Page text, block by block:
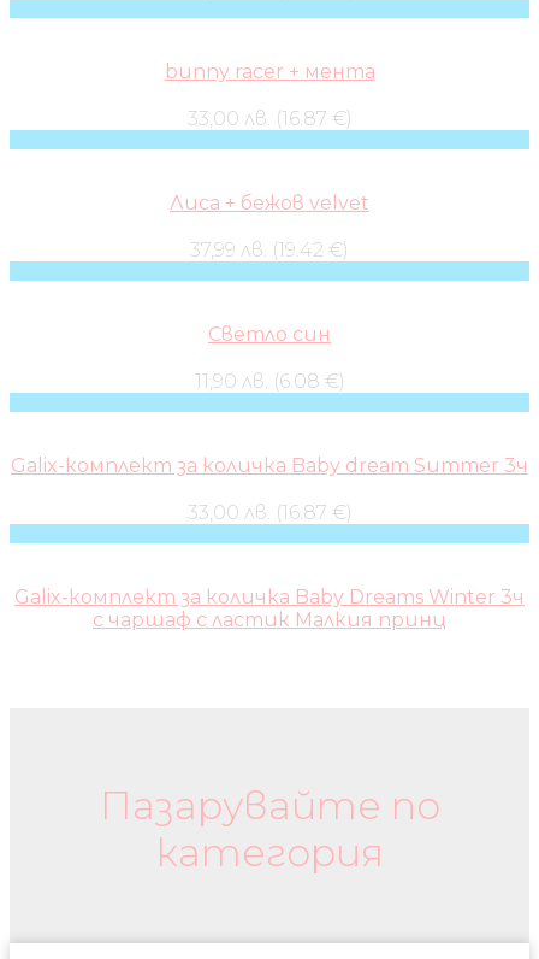
bunny racer + мента
33,00 лв. (16.87 €)
Лиса + бежов velvet
37,99 лв. (19.42 €)
Светло син
11,90 лв. (6.08 €)
Galix-комплект за количка Baby dream Summer 3ч
33,00 лв. (16.87 €)
Galix-комплект за количка Baby Dreams Winter 3ч
с чаршаф с ластик Малкия принц
Пазарувайте по
категория